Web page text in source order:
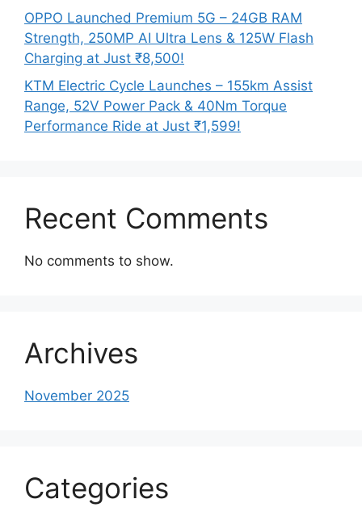
OPPO Launched Premium 5G – 24GB RAM
Strength, 250MP AI Ultra Lens & 125W Flash
Charging at Just ₹8,500!
KTM Electric Cycle Launches – 155km Assist
Range, 52V Power Pack & 40Nm Torque
Performance Ride at Just ₹1,599!
Recent Comments
No comments to show.
Archives
November 2025
Categories